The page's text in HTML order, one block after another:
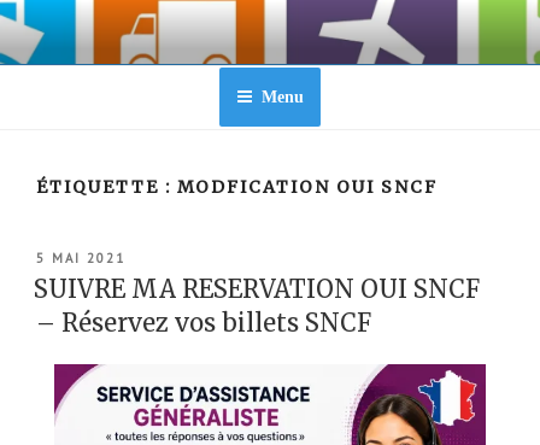
Aller
contenu
Menu
ÉTIQUETTE : MODFICATION OUI SNCF
PUBLIÉ
LE
5 MAI 2021
SUIVRE MA RESERVATION OUI SNCF
– Réservez vos billets SNCF